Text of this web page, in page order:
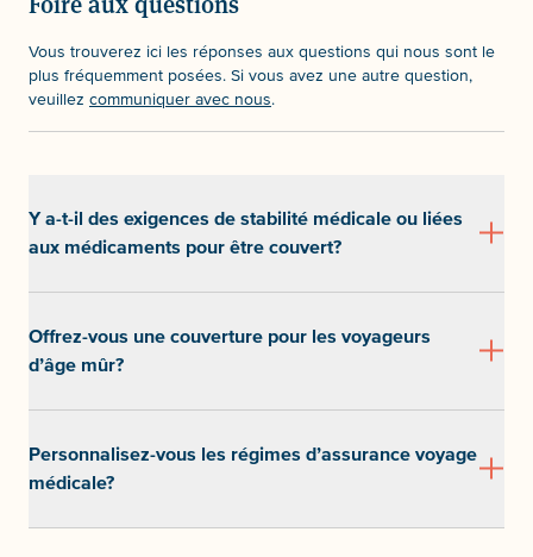
Vous trouverez ici les réponses aux questions qui nous sont le
plus fréquemment posées. Si vous avez une autre question,
veuillez communiquer avec nous.
Y a-t-il des exigences de stabilité médicale ou liées
aux médicaments pour être couvert?
Offrez-vous une couverture pour les voyageurs
d’âge mûr?
Personnalisez-vous les régimes d’assurance voyage
médicale?